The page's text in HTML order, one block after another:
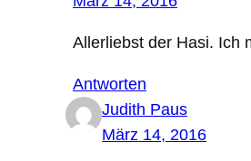
Allerliebst der Hasi. Ich
Antworten
Judith Paus
März 14, 2016